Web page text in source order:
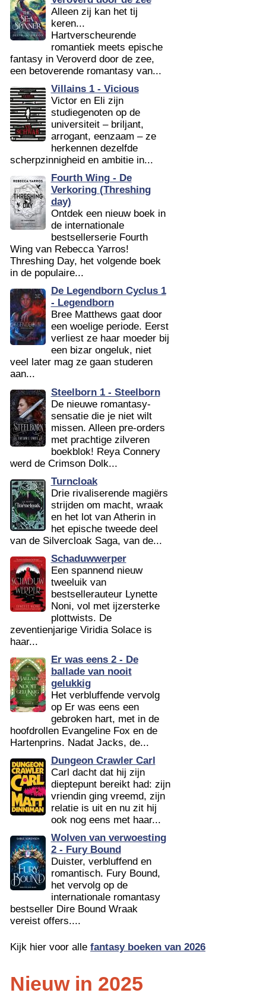
Alleen zij kan het tij
keren...
Hartverscheurende
romantiek meets epische
fantasy in Veroverd door de zee,
een betoverende romantasy van...
Villains 1 - Vicious
Victor en Eli zijn
studiegenoten op de
universiteit – briljant,
arrogant, eenzaam – ze
herkennen dezelfde
scherpzinnigheid en ambitie in...
Fourth Wing - De
Verkoring (Threshing
day)
Ontdek een nieuw boek in
de internationale
bestsellerserie Fourth
Wing van Rebecca Yarros!
Threshing Day, het volgende boek
in de populaire...
De Legendborn Cyclus 1
- Legendborn
Bree Matthews gaat door
een woelige periode. Eerst
verliest ze haar moeder bij
een bizar ongeluk, niet
veel later mag ze gaan studeren
aan...
Steelborn 1 - Steelborn
De nieuwe romantasy-
sensatie die je niet wilt
missen. Alleen pre-orders
met prachtige zilveren
boekblok! Reya Connery
werd de Crimson Dolk...
Turncloak
Drie rivaliserende magiërs
strijden om macht, wraak
en het lot van Atherin in
het epische tweede deel
van de Silvercloak Saga, van de...
Schaduwwerper
Een spannend nieuw
tweeluik van
bestsellerauteur Lynette
Noni, vol met ijzersterke
plottwists. De
zeventienjarige Viridia Solace is
haar...
Er was eens 2 - De
ballade van nooit
gelukkig
Het verbluffende vervolg
op Er was eens een
gebroken hart, met in de
hoofdrollen Evangeline Fox en de
Hartenprins. Nadat Jacks, de...
Dungeon Crawler Carl
Carl dacht dat hij zijn
dieptepunt bereikt had: zijn
vriendin ging vreemd, zijn
relatie is uit en nu zit hij
ook nog eens met haar...
Wolven van verwoesting
2 - Fury Bound
Duister, verbluffend en
romantisch. Fury Bound,
het vervolg op de
internationale romantasy
bestseller Dire Bound Wraak
vereist offers....
Kijk hier voor alle fantasy boeken van 2026
Nieuw in 2025